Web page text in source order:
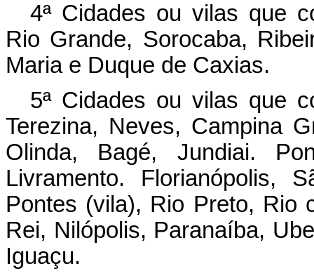
4ª Cidades ou vilas que
Rio Grande, Sorocaba,
Maria e Duque de Caxias.
5ª Cidades ou vilas que
Terezina, Neves, Campina
Olinda, Bagé, Jundiai.
Livramento. Florianópolis,
Pontes (vila), Rio Preto, Rio
Rei, Nilópolis, Paranaíba,
Iguaçu.